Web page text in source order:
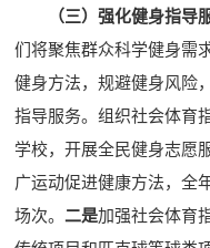
（三）强化健身指导
们将聚焦群众科学健身需
健身方法，规避健身风险
指导服务。组织社会体育
学校，开展全民健身志愿
广运动促进健康方法，全
场次。二是加强社会体育